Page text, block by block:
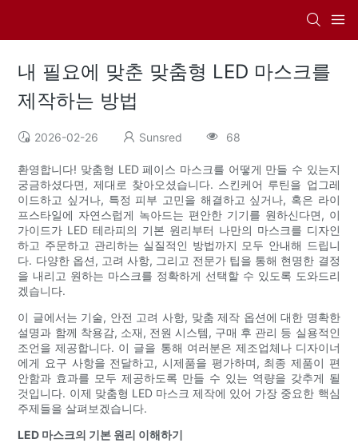
내 필요에 맞춘 맞춤형 LED 마스크를
제작하는 방법
2026-02-26 Sunsred 68
환영합니다! 맞춤형 LED 페이스 마스크를 어떻게 만들 수 있는지
궁금하셨다면, 제대로 찾아오셨습니다. 스킨케어 루틴을 업그레
이드하고 싶거나, 특정 피부 고민을 해결하고 싶거나, 혹은 라이
프스타일에 자연스럽게 녹아드는 편안한 기기를 원하신다면, 이
가이드가 LED 테라피의 기본 원리부터 나만의 마스크를 디자인
하고 주문하고 관리하는 실질적인 방법까지 모두 안내해 드립니
다. 다양한 옵션, 고려 사항, 그리고 전문가 팁을 통해 현명한 결정
을 내리고 원하는 마스크를 정확하게 선택할 수 있도록 도와드리
겠습니다.
이 글에서는 기술, 안전 고려 사항, 맞춤 제작 옵션에 대한 명확한
설명과 함께 착용감, 소재, 전원 시스템, 구매 후 관리 등 실용적인
조언을 제공합니다. 이 글을 통해 여러분은 제조업체나 디자이너
에게 요구 사항을 전달하고, 시제품을 평가하며, 최종 제품이 편
안함과 효과를 모두 제공하도록 만들 수 있는 역량을 갖추게 될
것입니다. 이제 맞춤형 LED 마스크 제작에 있어 가장 중요한 핵심
주제들을 살펴보겠습니다.
LED 마스크의 기본 원리 이해하기